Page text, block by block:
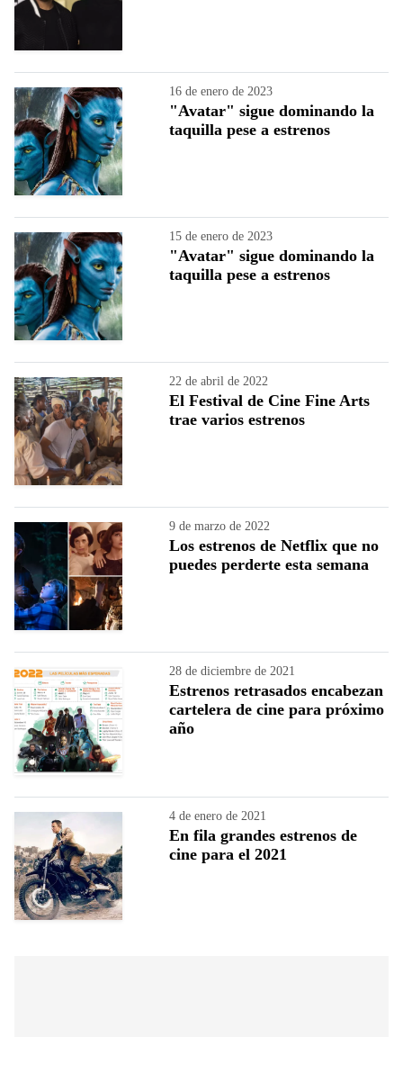
16 de enero de 2023
"Avatar" sigue dominando la
taquilla pese a estrenos
15 de enero de 2023
"Avatar" sigue dominando la
taquilla pese a estrenos
22 de abril de 2022
El Festival de Cine Fine Arts
trae varios estrenos
9 de marzo de 2022
Los estrenos de Netflix que no
puedes perderte esta semana
28 de diciembre de 2021
Estrenos retrasados encabezan
cartelera de cine para próximo
año
4 de enero de 2021
En fila grandes estrenos de
cine para el 2021